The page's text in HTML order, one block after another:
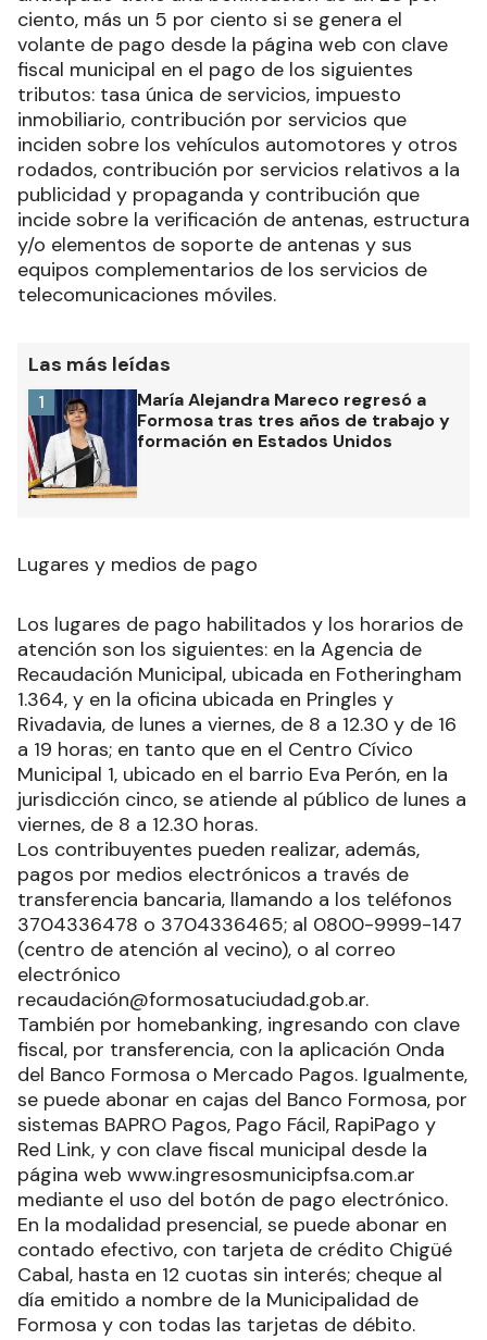
ciento, más un 5 por ciento si se genera el
volante de pago desde la página web con clave
fiscal municipal en el pago de los siguientes
tributos: tasa única de servicios, impuesto
inmobiliario, contribución por servicios que
inciden sobre los vehículos automotores y otros
rodados, contribución por servicios relativos a la
publicidad y propaganda y contribución que
incide sobre la verificación de antenas, estructura
y/o elementos de soporte de antenas y sus
equipos complementarios de los servicios de
telecomunicaciones móviles.
Las más leídas
María Alejandra Mareco regresó a
Formosa tras tres años de trabajo y
formación en Estados Unidos
1
Lugares y medios de pago
Los lugares de pago habilitados y los horarios de
atención son los siguientes: en la Agencia de
Recaudación Municipal, ubicada en Fotheringham
1.364, y en la oficina ubicada en Pringles y
Rivadavia, de lunes a viernes, de 8 a 12.30 y de 16
a 19 horas; en tanto que en el Centro Cívico
Municipal 1, ubicado en el barrio Eva Perón, en la
jurisdicción cinco, se atiende al público de lunes a
viernes, de 8 a 12.30 horas.
Los contribuyentes pueden realizar, además,
pagos por medios electrónicos a través de
transferencia bancaria, llamando a los teléfonos
3704336478 o 3704336465; al 0800-9999-147
(centro de atención al vecino), o al correo
electrónico
recaudación@formosatuciudad.gob.ar.
También por homebanking, ingresando con clave
fiscal, por transferencia, con la aplicación Onda
del Banco Formosa o Mercado Pagos. Igualmente,
se puede abonar en cajas del Banco Formosa, por
sistemas BAPRO Pagos, Pago Fácil, RapiPago y
Red Link, y con clave fiscal municipal desde la
página web www.ingresosmunicipfsa.com.ar
mediante el uso del botón de pago electrónico.
En la modalidad presencial, se puede abonar en
contado efectivo, con tarjeta de crédito Chigüé
Cabal, hasta en 12 cuotas sin interés; cheque al
día emitido a nombre de la Municipalidad de
Formosa y con todas las tarjetas de débito.